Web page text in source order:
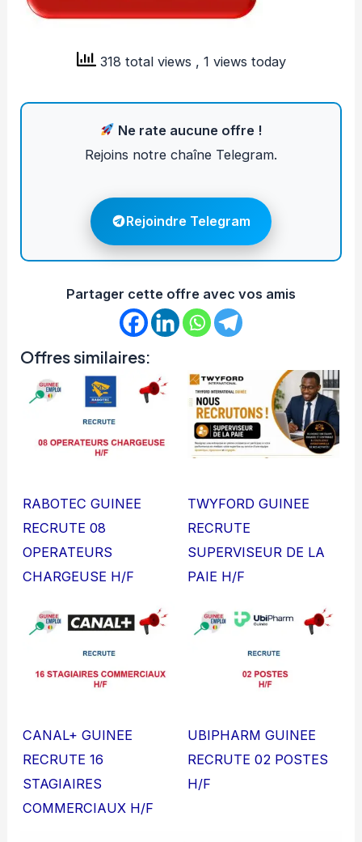
318 total views , 1 views today
Ne rate aucune offre !
Rejoins notre chaîne Telegram.
Rejoindre Telegram
Partager cette offre avec vos amis
Offres similaires:
RABOTEC GUINEE
RECRUTE 08
OPERATEURS
CHARGEUSE H/F
TWYFORD GUINEE
RECRUTE
SUPERVISEUR DE LA
PAIE H/F
CANAL+ GUINEE
RECRUTE 16
STAGIAIRES
COMMERCIAUX H/F
UBIPHARM GUINEE
RECRUTE 02 POSTES
H/F